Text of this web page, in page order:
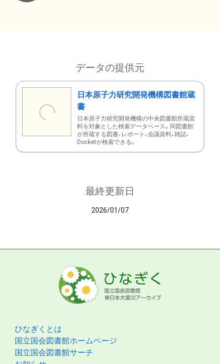
データの提供元
日本原子力研究開発機構図書館蔵
書
日本原子力研究開発機構の中央図書館所蔵資
料を対象とした検索データベース。同図書館
が所蔵する図書、レポート、会議資料、雑誌、
Docketが検索できる。
最終更新日
2026/01/07
ひなぎくとは
国立国会図書館ホームページ
国立国会図書館サーチ